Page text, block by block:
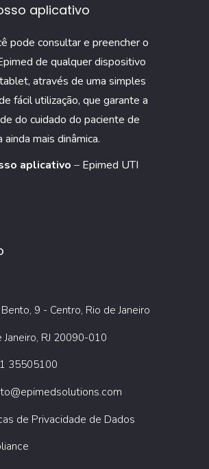
aplicativo
pode consultar e preencher o
de qualquer dispositivo
através de uma simples
fácil utilização, que garante a
do cuidado do paciente de
ainda mais dinâmica.
aplicativo – Epimed UTI
9 - Centro, Rio de Janeiro
Janeiro, RJ 20090-010
35505100
de Privacidade de Dados